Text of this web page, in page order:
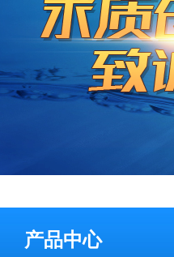
产品中心